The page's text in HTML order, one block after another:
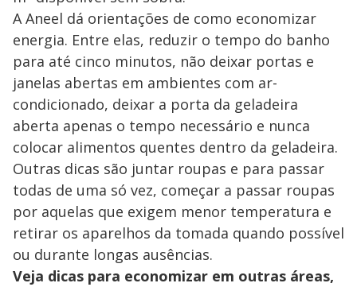
A Aneel dá orientações de como economizar
energia. Entre elas, reduzir o tempo do banho
para até cinco minutos, não deixar portas e
janelas abertas em ambientes com ar-
condicionado, deixar a porta da geladeira
aberta apenas o tempo necessário e nunca
colocar alimentos quentes dentro da geladeira.
Outras dicas são juntar roupas e para passar
todas de uma só vez, começar a passar roupas
por aquelas que exigem menor temperatura e
retirar os aparelhos da tomada quando possível
ou durante longas ausências.
Veja dicas para economizar em outras áreas,